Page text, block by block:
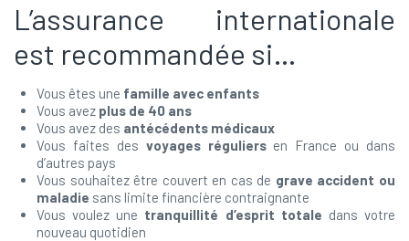
L’assurance internationale
est recommandée si…
Vous êtes une famille avec enfants
Vous avez plus de 40 ans
Vous avez des antécédents médicaux
Vous faites des voyages réguliersen France ou dans
d’autres pays
Vous souhaitez être couvert en cas de grave accident ou
maladie sans limite financière contraignante
Vous voulez une tranquillité d’esprit totale dans votre
nouveau quotidien